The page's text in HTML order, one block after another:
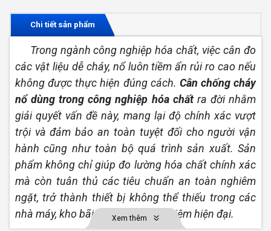
Chi tiết sản phẩm
Trong ngành công nghiệp hóa chất, việc cân đo
các vật liệu dễ cháy, nổ luôn tiềm ẩn rủi ro cao nếu
không được thực hiện đúng cách. Cân chống cháy
nổ dùng trong công nghiệp hóa chất ra đời nhằm
giải quyết vấn đề này, mang lại độ chính xác vượt
trội và đảm bảo an toàn tuyệt đối cho người vận
hành cũng như toàn bộ quá trình sản xuất. Sản
phẩm không chỉ giúp đo lường hóa chất chính xác
mà còn tuân thủ các tiêu chuẩn an toàn nghiêm
ngặt, trở thành thiết bị không thể thiếu trong các
nhà máy, kho bãi và phòng thí nghiệm hiện đại.
Xem thêm